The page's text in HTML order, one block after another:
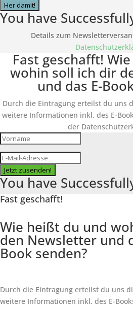
Her damit!
You have
Details zum
Fast geschafft!
wohin soll ich dir
und das E-
Durch die Eintragung erteilst du uns
weitere Informationen inkl. des E-
der
Jetzt zusenden!
You have
Fast geschafft!
Wie heißt du und
den Newsletter und
Book senden?
Durch die Eintragung erteilst du uns
weitere Informationen inkl. des E-